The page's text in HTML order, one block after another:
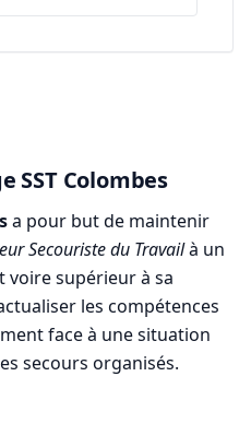
SST Colombes
a pour but de maintenir
Secouriste du Travailà un
voire supérieur à sa
les compétences
face à une situation
secours organisés.